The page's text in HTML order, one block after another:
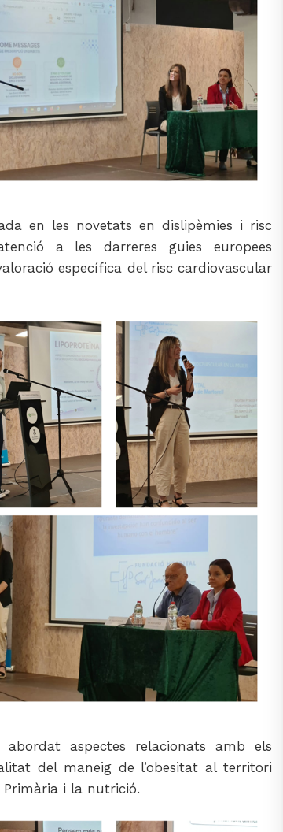
en les novetats en dislipèmies i risc
a les darreres guies europees
específica del risc cardiovascular
aspectes relacionats amb els
del maneig de l’obesitat al territori
Primària i la nutrició.